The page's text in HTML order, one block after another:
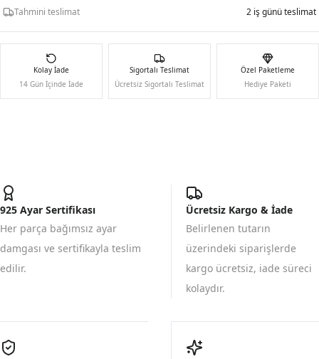
Tahmini teslimat 2 iş günü teslimat
Kolay İade
14 Gün İçinde İade
Sigortalı Teslimat
Ücretsiz Sigortalı Teslimat
Özel Paketleme
Hediye Paketi
925 Ayar Sertifikası
Her parça bağımsız ayar
damgası ve sertifikayla teslim
edilir.
Ücretsiz Kargo & İade
Belirlenen tutarın
üzerindeki siparişlerde
kargo ücretsiz, iade süreci
kolaydır.